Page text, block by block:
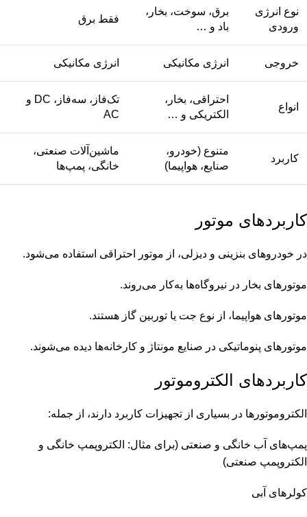
نوع انرژی
ورودی
برق، سوخت، بخار،
باد و …
فقط برق
خروجی انرژی مکانیکی انرژی مکانیکی
انواع
احتراقی، بخار،
الکتریکی و …
تک‌فاز، سه‌فاز، DC و
AC
کاربرد
متنوع (خودرو،
صنایع، هواپیما)
ماشین‌آلات صنعتی،
خانگی، پمپ‌ها
کاربردهای موتور
در خودروهای بنزینی و دیزلی، از موتور احتراقی استفاده می‌شود.
موتورهای بخار در نیروگاه‌ها به‌کار می‌روند.
موتورهای هواپیما، از نوع جت یا توربین گاز هستند.
موتورهای پنوماتیکی در صنایع مونتاژ و کارخانه‌ها دیده می‌شوند.
کاربردهای الکتروموتور
الکتروموتورها در بسیاری از تجهیزات کاربرد دارند، از جمله:
پمپ‌های آب خانگی و صنعتی (برای مثال: الکتروپمپ خانگی و
الکتروپمپ صنعتی)
کولرهای آبی